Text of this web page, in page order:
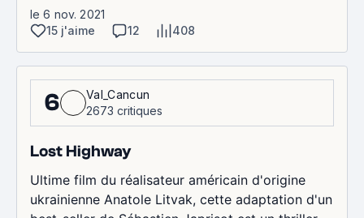
le 6 nov. 2021
15 j'aime
12 408
6
Val_Cancun
2673 critiques
Lost Highway
Ultime film du réalisateur américain d'origine
ukrainienne Anatole Litvak, cette adaptation d'un